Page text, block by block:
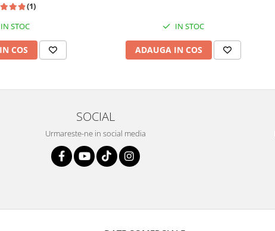
(1)
IN STOC
COS
IN STOC
ADAUGA IN COS
SOCIAL
Urmareste-ne in social media